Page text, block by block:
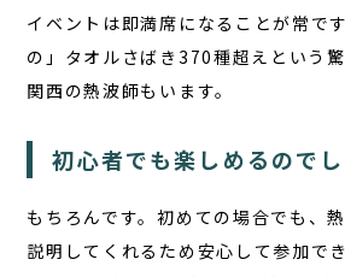
イベントは即満席になることが常で
の」タオルさばき370種超えという
関西の熱波師もいます。
初心者でも楽しめるので
もちろんです。初めての場合でも、
説明してくれるため安心して参加で